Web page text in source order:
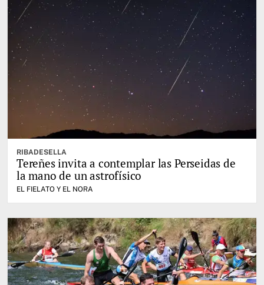
RIBADESELLA
Tereñes invita a contemplar las Perseidas de
la mano de un astrofísico
EL FIELATO Y EL NORA